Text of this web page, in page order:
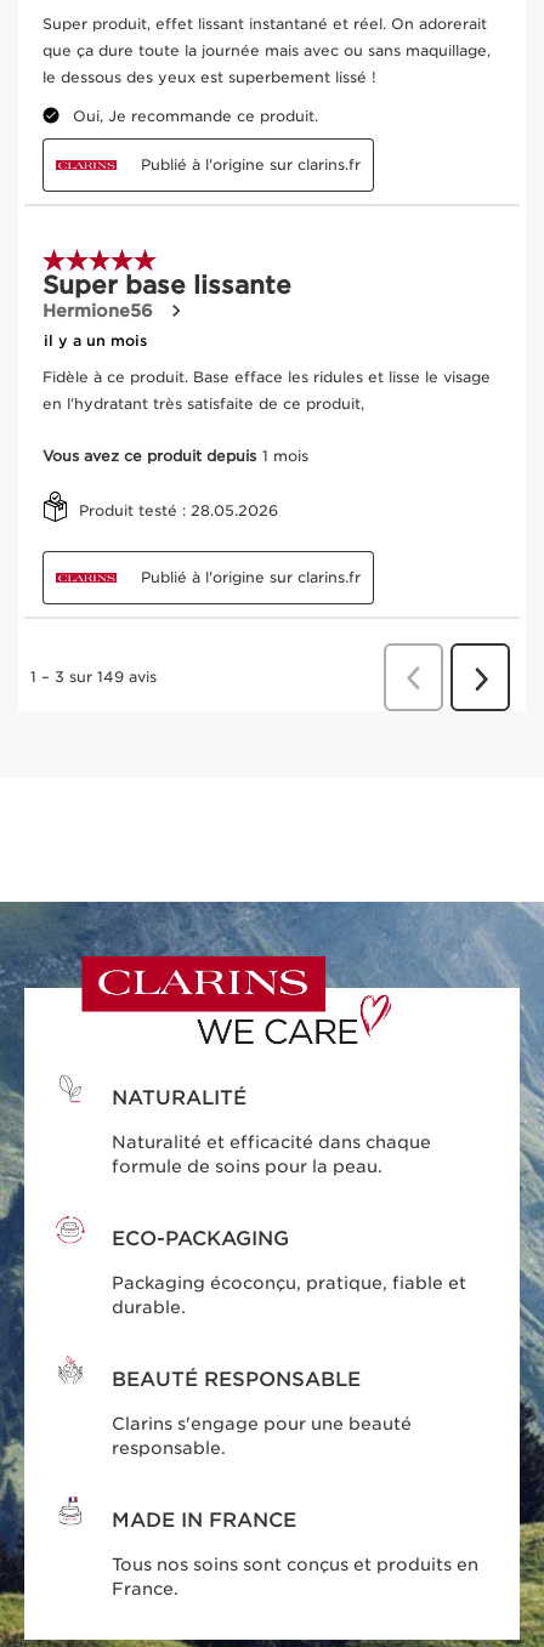
NATURALITÉ
Naturalité et efficacité dans chaque
formule de soins pour la peau.
ECO-PACKAGING
Packaging écoconçu, pratique, fiable et
durable.
BEAUTÉ RESPONSABLE
Clarins s'engage pour une beauté
responsable.
MADE IN FRANCE
Tous nos soins sont conçus et produits en
France.